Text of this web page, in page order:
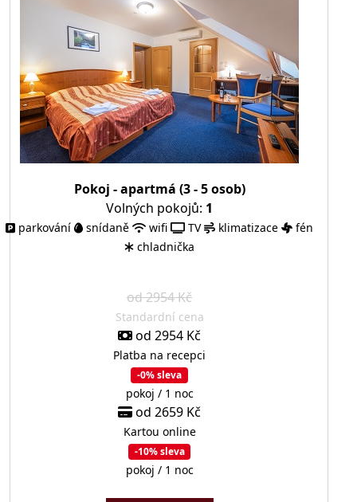
Pokoj - apartmá (3 - 5 osob)
Volných pokojů: 1
parkování snídaně wifi TV klimatizace
fén
chladnička
od 2954 Kč
Standardní cena
od 2954 Kč
Platba na recepci
-0% sleva
pokoj / 1 noc
od 2659 Kč
Kartou online
-10% sleva
pokoj / 1 noc